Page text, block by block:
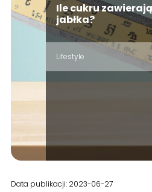
Ile cukru zawierają
jabłka?
Lifestyle
Data publikacji: 2023-06-27